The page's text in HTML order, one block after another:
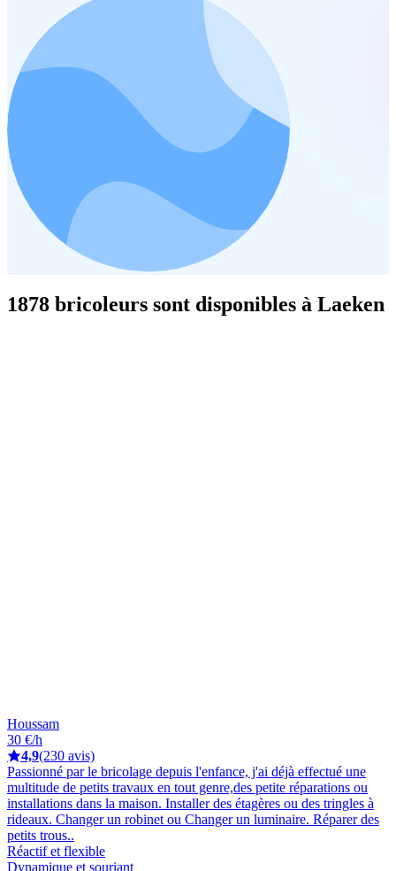
1878 bricoleurs sont disponibles à Laeken
Houssam
30 €/h
4,9(230 avis)
Passionné par le bricolage depuis l'enfance, j'ai déjà effectué une
multitude de petits travaux en tout genre,des petite réparations ou
installations dans la maison. Installer des étagères ou des tringles à
rideaux. Changer un robinet ou Changer un luminaire. Réparer des
petits trous..
Réactif et flexible
Dynamique et souriant